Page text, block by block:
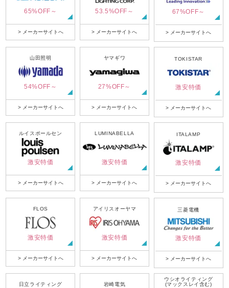
65%OFF～
> メーカーサイトへ
53.5%OFF～
> メーカーサイトへ
67%OFF～
> メーカーサイトへ
山田照明
54%OFF～
> メーカーサイトへ
ヤマギワ
27%OFF～
> メーカーサイトへ
TOKISTAR
激安特価
> メーカーサイトへ
ルイスポールセン
激安特価
> メーカーサイトへ
LUMINABELLA
激安特価
> メーカーサイトへ
ITALAMP
激安特価
> メーカーサイトへ
FLOS
激安特価
> メーカーサイトへ
アイリスオーヤマ
激安特価
> メーカーサイトへ
三菱電機
激安特価
> メーカーサイトへ
日立ライティング 岩崎電気
ウシオライティング
(マックスレイ含む)